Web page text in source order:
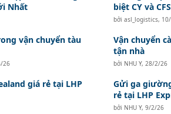
Nhất
biệt CY và
bởi asl_logistics,
vận chuyển tàu
26
Vận chuyển
tận nhà
bởi NHU Y, 28/2/26
giá rẻ tại LHP
Gửi ga
rẻ tại LHP
bởi NHU Y, 9/2/26